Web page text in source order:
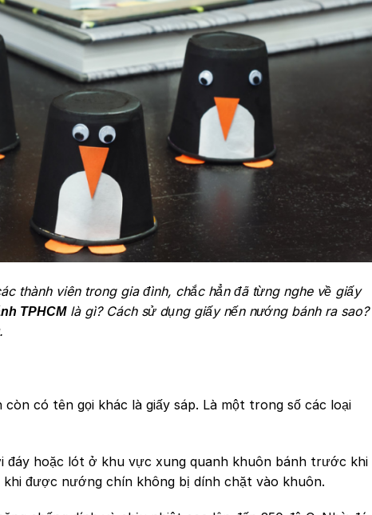
thành viên trong gia đình, chắc hẳn đã từng nghe về giấy
TPHCMlà gì? Cách sử dụng giấy nến nướng bánh ra sao?
có tên gọi khác là giấy sáp. Là một trong số các loại
hoặc lót ở khu vực xung quanh khuôn bánh trước khi
được nướng chín không bị dính chặt vào khuôn.